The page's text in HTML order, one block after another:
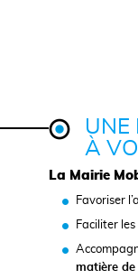
UNE
À
La Mairie
Favoriser
Faciliter
matière